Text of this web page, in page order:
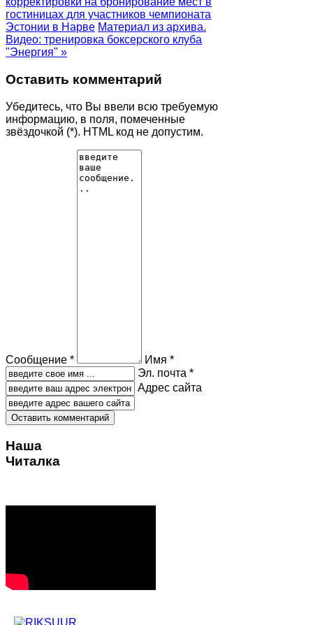
гостиницах для участников чемпионата
Эстонии в Нарве Материал из архива.
Видео: тренировка боксерского клуба
"Энергия" »
Оставить комментарий
Убедитесь, что Вы ввели всю требуемую
информацию, в поля, помеченные
звёздочкой (*). HTML код не допустим.
Сообщение *
Имя *
Эл. почта *
Адрес сайта
Наша
Читалка